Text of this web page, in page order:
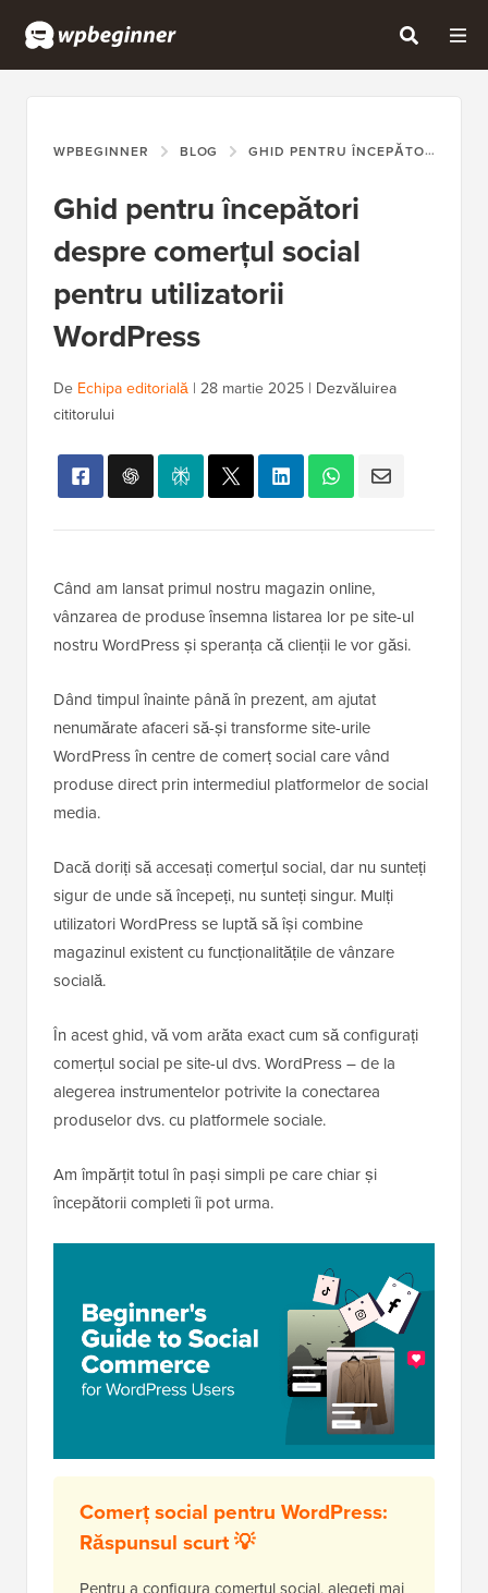
WPBEGINNER BLOG GHID PENTRU ÎNCEPĂTORI
Ghid pentru începători
despre comerțul social
pentru utilizatorii
WordPress
De Echipa editorială | 28 martie 2025 | Dezvăluirea
cititorului
Când am lansat primul nostru magazin online,
vânzarea de produse însemna listarea lor pe site-ul
nostru WordPress și speranța că clienții le vor găsi.
Dând timpul înainte până în prezent, am ajutat
nenumărate afaceri să-și transforme site-urile
WordPress în centre de comerț social care vând
produse direct prin intermediul platformelor de social
media.
Dacă doriți să accesați comerțul social, dar nu sunteți
sigur de unde să începeți, nu sunteți singur. Mulți
utilizatori WordPress se luptă să își combine
magazinul existent cu funcționalitățile de vânzare
socială.
În acest ghid, vă vom arăta exact cum să configurați
comerțul social pe site-ul dvs. WordPress – de la
alegerea instrumentelor potrivite la conectarea
produselor dvs. cu platformele sociale.
Am împărțit totul în pași simpli pe care chiar și
începătorii completi îi pot urma.
Comerț social pentru WordPress:
Răspunsul scurt 💡
Pentru a configura comerțul social, alegeți mai